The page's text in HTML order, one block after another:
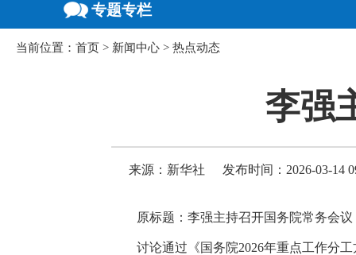
专题专栏
当前位置： 首页 > 新闻中心 > 热点动态
李强
来源：新华社 发布时间：2026-03-14
原标题：李强主持召开国务院常务会议
讨论通过《国务院2026年重点工作分